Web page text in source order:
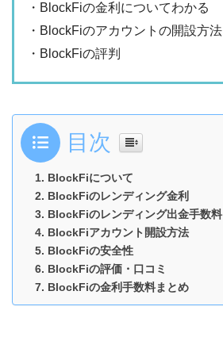
・BlockFiの金利についてわかる
・BlockFiのアカウントの開設方法
・BlockFiの評判
目次
BlockFiについて
BlockFiのレンディング金利
BlockFiのレンディング出金手数料
BlockFiアカウント開設方法
BlockFiの安全性
BlockFiの評価・口コミ
BlockFiの金利手数料まとめ